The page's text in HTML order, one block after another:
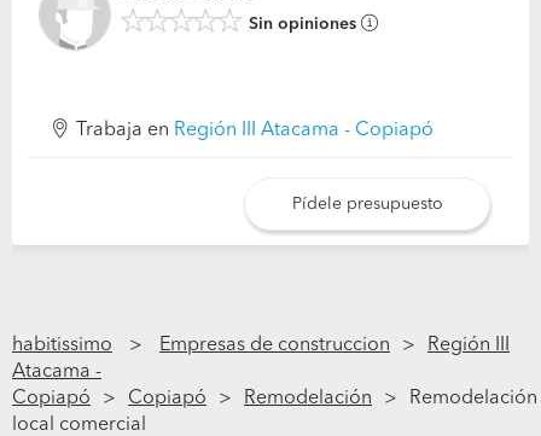
Sin opiniones
Trabaja en Región III Atacama - Copiapó
Pídele presupuesto
habitissimo Empresas de construccion
Región III
Atacama -
Copiapó
Copiapó Remodelación
Remodelación
local comercial